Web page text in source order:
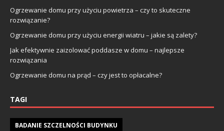
Ogrzewanie domu przy użyciu powietrza – czy to skuteczne
rozwiązanie?
Ogrzewanie domu przy użyciu energii wiatru – jakie są zalety?
Jak efektywnie zaizolować poddasze w domu – najlepsze
rozwiązania
Ogrzewanie domu na prąd – czy jest to opłacalne?
TAGI
BADANIE SZCZELNOŚCI BUDYNKU